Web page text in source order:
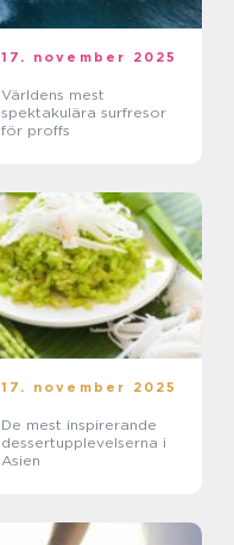
17. november 2025
Världens mest
spektakulära surfresor
för proffs
17. november 2025
De mest inspirerande
dessertupplevelserna i
Asien